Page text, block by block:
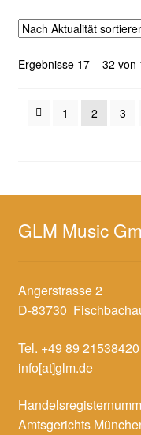
Ergebnisse 17 – 32
1
2 3
GLM Music
Angerstrasse 2
D-83730
Tel. +49 89 21538420
info[at]glm.de
Amtsgerichts